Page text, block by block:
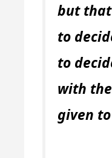
but
to
to
with
given